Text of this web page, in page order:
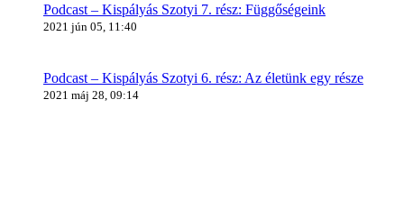
Podcast – Kispályás Szotyi 7. rész: Függőségeink
2021 jún 05, 11:40
Podcast – Kispályás Szotyi 6. rész: Az életünk egy része
2021 máj 28, 09:14